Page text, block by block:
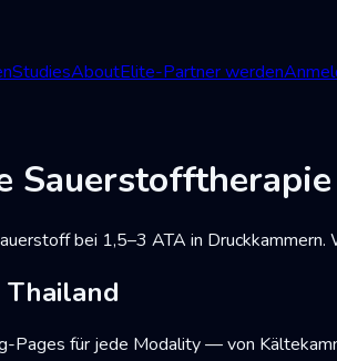
StudiesAboutElite-Partner werden
bei 1,5–3 ATA in
Pages für jede Modality — von